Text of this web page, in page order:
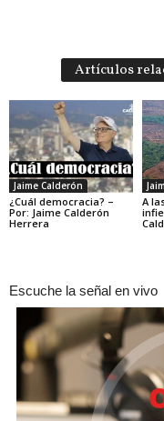
Artículos
Jaime Calderón
¿Cuál democracia? –
Por: Jaime Calderón
Herrera
A
Escuche la señal en vivo